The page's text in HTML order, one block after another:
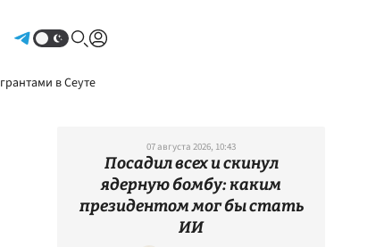
в Сеуте
07 августа 2026, 10:43
Посадил всех и скинул
ядерную бомбу: каким
президентом мог бы стать
ИИ